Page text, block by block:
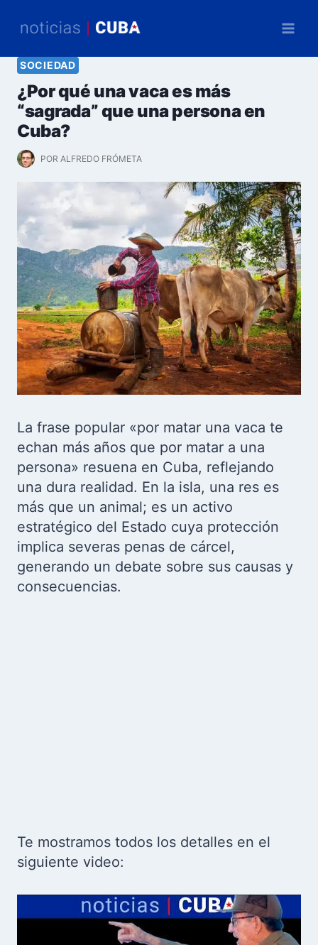
SOCIEDAD
¿Por qué una vaca es más
“sagrada” que una persona en
Cuba?
POR ALFREDO FRÓMETA
La frase popular «por matar una vaca te
echan más años que por matar a una
persona» resuena en Cuba, reflejando
una dura realidad. En la isla, una res es
más que un animal; es un activo
estratégico del Estado cuya protección
implica severas penas de cárcel,
generando un debate sobre sus causas y
consecuencias.
Te mostramos todos los detalles en el
siguiente video: